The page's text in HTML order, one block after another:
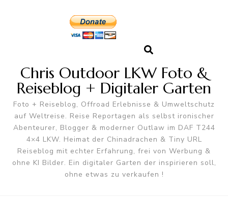
Chris Outdoor LKW Foto &
Reiseblog + Digitaler Garten
Foto + Reiseblog, Offroad Erlebnisse & Umweltschutz
auf Weltreise. Reise Reportagen als selbst ironischer
Abenteurer, Blogger & moderner Outlaw im DAF T244
4×4 LKW. Heimat der Chinadrachen & Tiny URL
Reiseblog mit echter Erfahrung, frei von Werbung &
ohne KI Bilder. Ein digitaler Garten der inspirieren soll,
ohne etwas zu verkaufen !